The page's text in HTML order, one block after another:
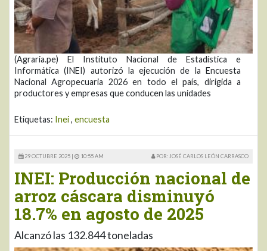
(Agraria.pe) El Instituto Nacional de Estadística e
Informática (INEI) autorizó la ejecución de la Encuesta
Nacional Agropecuaria 2026 en todo el país, dirigida a
productores y empresas que conducen las unidades
Etiquetas: Inei, encuesta
29 OCTUBRE 2025 | 10:55 AM POR: JOSÉ CARLOS LEÓN CARRASCO
INEI: Producción nacional de
arroz cáscara disminuyó
18.7% en agosto de 2025
Alcanzó las 132.844 toneladas